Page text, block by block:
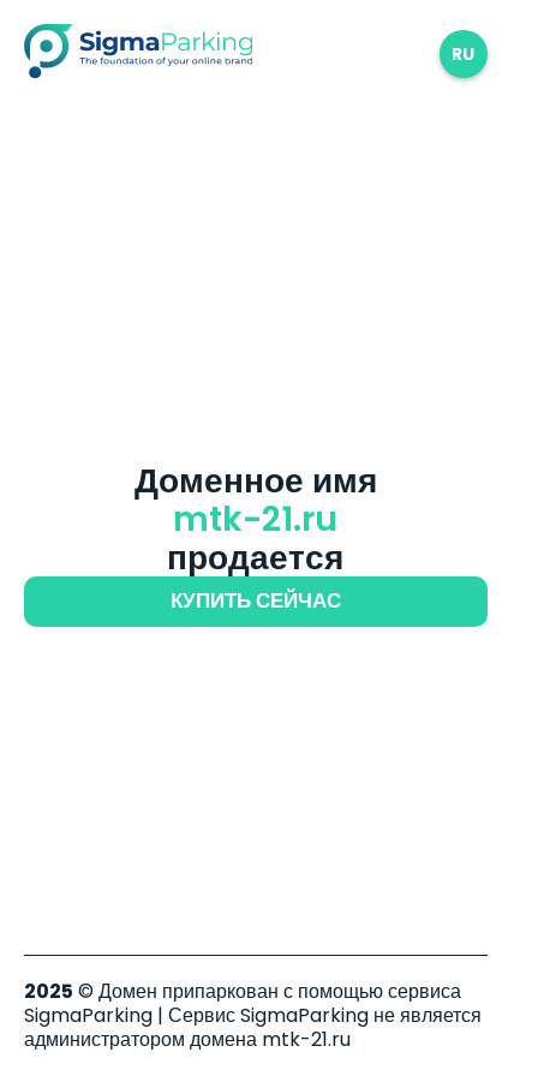
RU
Доменное имя
mtk-21.ru
продается
КУПИТЬ СЕЙЧАС
2025 © Домен припаркован с помощью сервиса
SigmaParking | Сервис SigmaParking не является
администратором домена mtk-21.ru